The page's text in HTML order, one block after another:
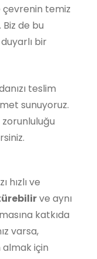
çevrenin temiz
de bu
bir
teslim
sunuyoruz.
hızlı ve
ve aynı
katkıda
varsa,
almak için